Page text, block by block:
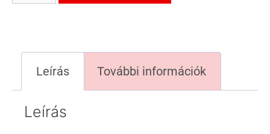
Leírás További információk
Leírás